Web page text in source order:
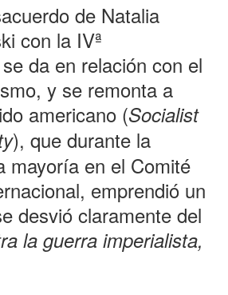
de Natalia
con la IVª
da en relación con el
y se remonta a
americano (Socialist
), que durante la
mayoría en el Comité
emprendió un
desvió claramente del
la guerra imperialista,